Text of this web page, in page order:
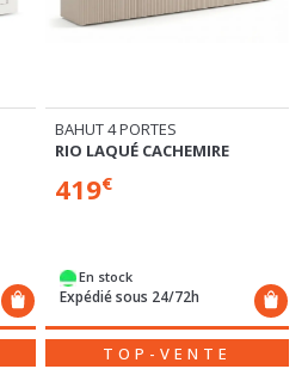
BAHUT 4 PORTES
RIO LAQUÉ CACHEMIRE
419€
En stock
Expédié sous 24/72h
TOP-VENTE